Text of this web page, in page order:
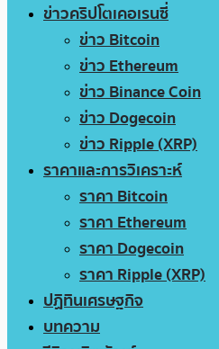
ข่าวคริปโตเคอเรนซี่
ข่าว Bitcoin
ข่าว Ethereum
ข่าว Binance Coin
ข่าว Dogecoin
ข่าว Ripple (XRP)
ราคาและการวิเคราะห์
ราคา Bitcoin
ราคา Ethereum
ราคา Dogecoin
ราคา Ripple (XRP)
ปฏิทินเศรษฐกิจ
บทความ